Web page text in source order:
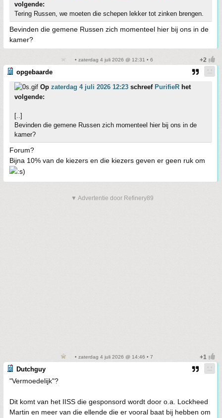
volgende:
Tering Russen, we moeten die schepen lekker tot zinken brengen.
Bevinden die gemene Russen zich momenteel hier bij ons in de
kamer?
• zaterdag 4 juli 2026 @ 12:31 • 6
opgebaarde
Op zaterdag 4 juli 2026 12:23 schreef PurifieR het
volgende:
[..]
Bevinden die gemene Russen zich momenteel hier bij ons in de
kamer?
Forum?
Bijna 10% van de kiezers en die kiezers geven er geen ruk om
▼ Advertentie door Refinery89
• zaterdag 4 juli 2026 @ 14:46 • 7
Dutchguy
"Vermoedelijk"?
Dit komt van het IISS die gesponsord wordt door o.a. Lockheed
Martin en meer van die ellende die er vooral baat bij hebben om